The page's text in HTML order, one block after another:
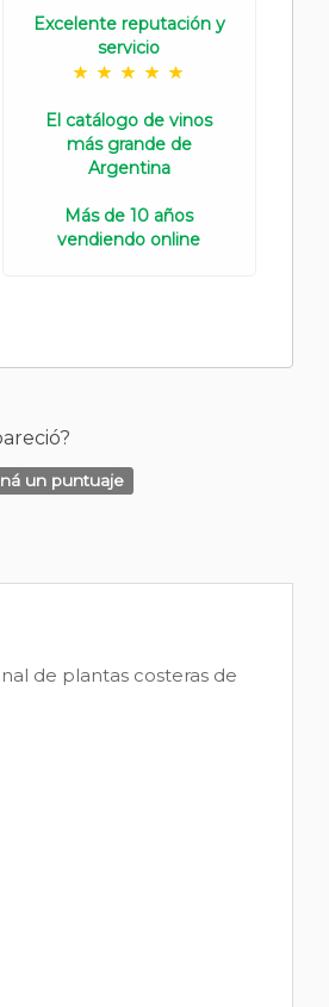
Excelente reputación y
servicio
El catálogo de vinos
más grande de
Argentina
Más de 10 años
vendiendo online
un puntuaje
de plantas costeras de